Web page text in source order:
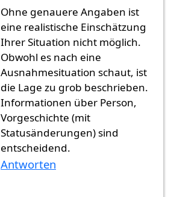
Ohne genauere Angaben ist
eine realistische Einschätzung
Ihrer Situation nicht möglich.
Obwohl es nach eine
Ausnahmesituation schaut, ist
die Lage zu grob beschrieben.
Informationen über Person,
Vorgeschichte (mit
Statusänderungen) sind
entscheidend.
Antworten